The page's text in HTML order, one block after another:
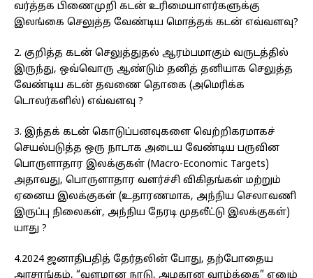
வர்த்தக பிணைமுறி கடன் உரிமையாளர்களுக்கு
இலங்கை செலுத்த வேண்டிய மொத்தக் கடன் எவ்வளவு?
2. குறித்த கடன் செலுத்துதல் ஆரம்பமாகும் வருடத்தில்
இருந்து, ஒவ்வொரு ஆண்டும் தனித் தனியாக செலுத்த
வேண்டிய கடன் தவணை தொகை (அமெரிக்க
டொலர்களில்) எவ்வளவு ?
3. இந்தக் கடன் கொடுப்பனவுகளை வெற்றிகரமாகச்
செயல்படுத்த ஒரு நாடாக அடைய வேண்டிய பருவின
பொருளாதார இலக்குகள் (Macro-Economic Targets)
அதாவது, பொருளாதார வளர்ச்சி விகிதங்கள் மற்றும்
ஏனைய இலக்குகள் (உதாரணமாக, அந்நிய செலாவணி
இருப்பு நிலைகள், அந்நிய நேரடி முதலீட்டு இலக்குகள்)
யாது ?
4.2024 ஜனாதிபதித் தேர்தலின் போது, ​​தற்போதைய